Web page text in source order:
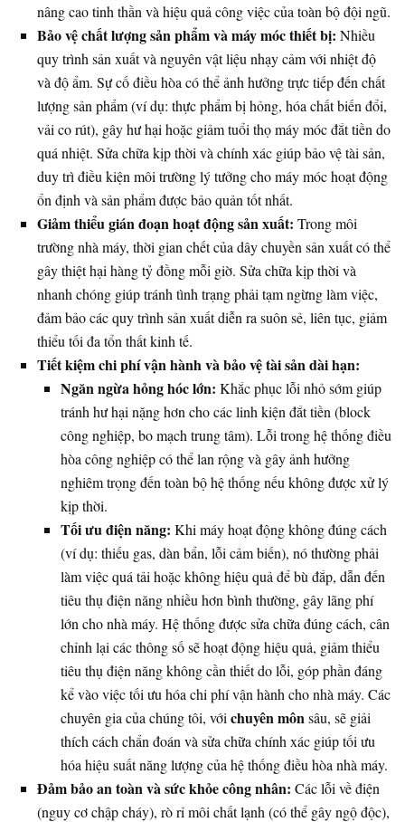
nâng cao tinh thần và hiệu quả công việc của toàn bộ đội ngũ.
Bảo vệ chất lượng sản phẩm và máy móc thiết bị: Nhiều
quy trình sản xuất và nguyên vật liệu nhạy cảm với nhiệt độ
và độ ẩm. Sự cố điều hòa có thể ảnh hưởng trực tiếp đến chất
lượng sản phẩm (ví dụ: thực phẩm bị hỏng, hóa chất biến đổi,
vải co rút), gây hư hại hoặc giảm tuổi thọ máy móc đắt tiền do
quá nhiệt. Sửa chữa kịp thời và chính xác giúp bảo vệ tài sản,
duy trì điều kiện môi trường lý tưởng cho máy móc hoạt động
ổn định và sản phẩm được bảo quản tốt nhất.
Giảm thiểu gián đoạn hoạt động sản xuất: Trong môi
trường nhà máy, thời gian chết của dây chuyền sản xuất có thể
gây thiệt hại hàng tỷ đồng mỗi giờ. Sửa chữa kịp thời và
nhanh chóng giúp tránh tình trạng phải tạm ngừng làm việc,
đảm bảo các quy trình sản xuất diễn ra suôn sẻ, liên tục, giảm
thiểu tối đa tổn thất kinh tế.
Tiết kiệm chi phí vận hành và bảo vệ tài sản dài hạn:
Ngăn ngừa hỏng hóc lớn: Khắc phục lỗi nhỏ sớm giúp
tránh hư hại nặng hơn cho các linh kiện đắt tiền (block
công nghiệp, bo mạch trung tâm). Lỗi trong hệ thống điều
hòa công nghiệp có thể lan rộng và gây ảnh hưởng
nghiêm trọng đến toàn bộ hệ thống nếu không được xử lý
kịp thời.
Tối ưu điện năng: Khi máy hoạt động không đúng cách
(ví dụ: thiếu gas, dàn bẩn, lỗi cảm biến), nó thường phải
làm việc quá tải hoặc không hiệu quả để bù đắp, dẫn đến
tiêu thụ điện năng nhiều hơn bình thường, gây lãng phí
lớn cho nhà máy. Hệ thống được sửa chữa đúng cách, cân
chỉnh lại các thông số sẽ hoạt động hiệu quả, giảm thiểu
tiêu thụ điện năng không cần thiết do lỗi, góp phần đáng
kể vào việc tối ưu hóa chi phí vận hành cho nhà máy. Các
chuyên gia của chúng tôi, với chuyên môn sâu, sẽ giải
thích cách chẩn đoán và sửa chữa chính xác giúp tối ưu
hóa hiệu suất năng lượng của hệ thống điều hòa nhà máy.
Đảm bảo an toàn và sức khỏe công nhân: Các lỗi về điện
(nguy cơ chập cháy), rò rỉ môi chất lạnh (có thể gây ngộ độc),